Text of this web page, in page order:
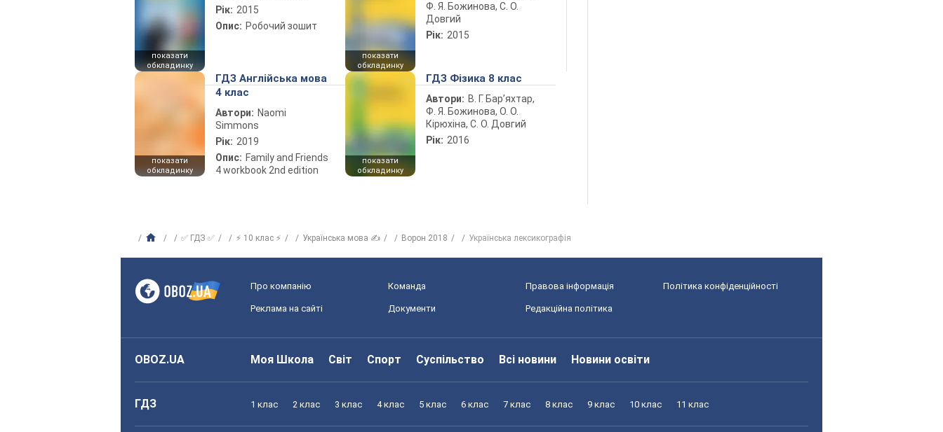
показати
обкладинку
Рік: 2015
Опис: Робочий зошит
показати
обкладинку
Ф. Я. Божинова, С. О.
Довгий
Рік: 2015
показати
обкладинку
ГДЗ Англійська мова
4 клас
Автори: Naomi
Simmons
Рік: 2019
Опис: Family and Friends
4 workbook 2nd edition
показати
обкладинку
ГДЗ Фізика 8 клас
Автори: В. Г. Бар’яхтар,
Ф. Я. Божинова, О. О.
Кірюхіна, С. О. Довгий
Рік: 2016
✅ ГДЗ ✅ ⚡ 10 клас ⚡ Українська мова ✍ Ворон 2018 Українська лексикографія
Про компанію Команда Правова інформація Політика конфіденційності
Реклама на сайті Документи Редакційна політика
OBOZ.UA Моя Школа Світ Спорт Суспільство Всі новини Новини освіти
ГДЗ 1 клас 2 клас 3 клас 4 клас 5 клас 6 клас 7 клас 8 клас 9 клас 10 клас 11 клас